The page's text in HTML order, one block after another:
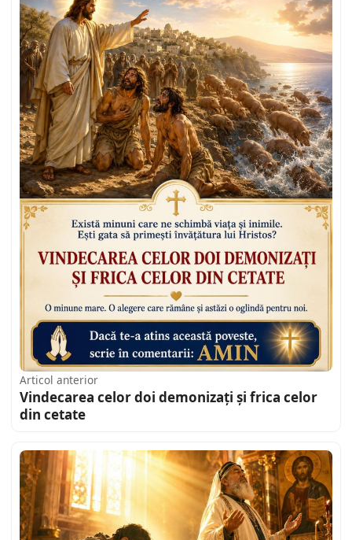
Articol anterior
Vindecarea celor doi demonizați și frica celor
din cetate